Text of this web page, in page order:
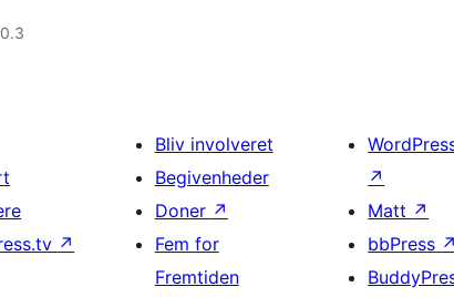
↗
Bliv involveret
Begivenheder
Doner ↗
Fem for
Fremtiden
↗
Matt ↗
bbPress ↗